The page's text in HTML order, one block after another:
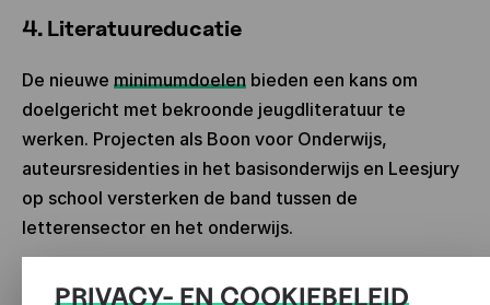
4. Literatuureducatie
De nieuwe minimumdoelen bieden een kans om
doelgericht met bekroonde jeugdliteratuur te
werken. Projecten als Boon voor Onderwijs,
auteursresidenties in het basisonderwijs en Leesjury
op school versterken de band tussen de
letterensector en het onderwijs.
PRIVACY- EN COOKIEBELEID